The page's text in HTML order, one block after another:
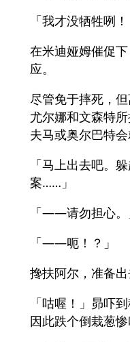
「我才没牺牲咧！
在米迪娅姆催促
应。
尽管免于摔死，
尤尔娜和文森特
夫马或奥尔巴特会
「马上出去吧。
案……」
「——请勿担心。
「——呃！？」
搀扶阿尔，准备出
「咕喔！」昴吓
因此跌个倒栽葱惨